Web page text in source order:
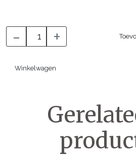
- +
Winkelwagen